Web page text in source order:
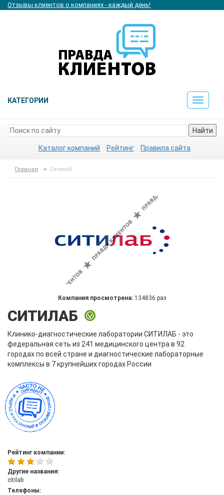
Отзывы клиентов о компаниях - каждый день!
КАТЕГОРИИ
Toggle
Найти
Каталог компаний Рейтинг Правила сайта
Главная Ситилаб
Компания просмотрена: 134836 раз
СИТИЛАБ
Клинико-диагностические лаборатории СИТИЛАБ - это
федеральная сеть из 241 медицинского центра в 92
городах по всей стране и диагностические лабораторные
комплексы в 7 крупнейших городах России
Рейтинг компании:
Другие названия:
citilab
Телефоны: